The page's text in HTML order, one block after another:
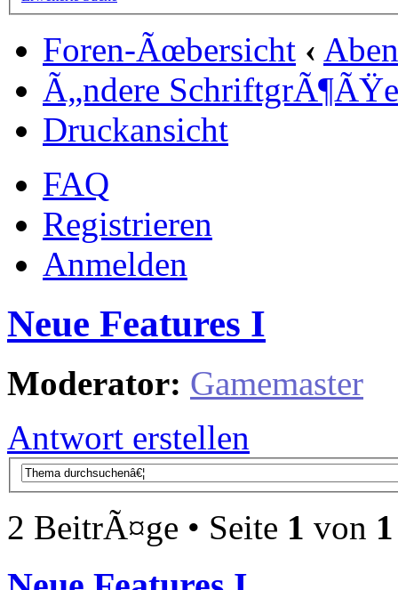
Foren-Ãœbersicht ‹
Ã„ndere SchriftgrÃ¶ÃŸe
Druckansicht
FAQ
Registrieren
Anmelden
Neue Features I
Moderator: Gamemaster
Antwort erstellen
2 BeitrÃ¤ge • Seite 1 von 1